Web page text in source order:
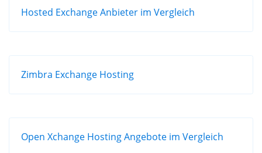
Hosted Exchange Anbieter im Vergleich
Zimbra Exchange Hosting
Open Xchange Hosting Angebote im Vergleich